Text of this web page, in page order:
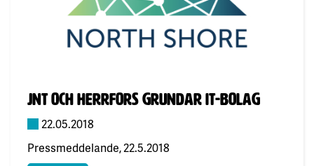
JNT och Herrfors grundar IT-bolag
Publicerad:
22.05.2018
Pressmeddelande, 22.5.2018